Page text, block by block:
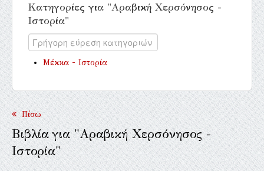
Κατηγορίες για "Αραβική Χερσόνησος -
Ιστορία"
Μέκκα - Ιστορία
Πίσω
Βιβλία για "Αραβική Χερσόνησος -
Ιστορία"